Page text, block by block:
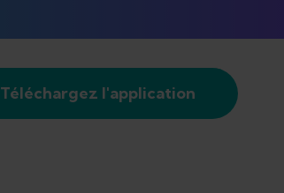
Téléchargez l'application